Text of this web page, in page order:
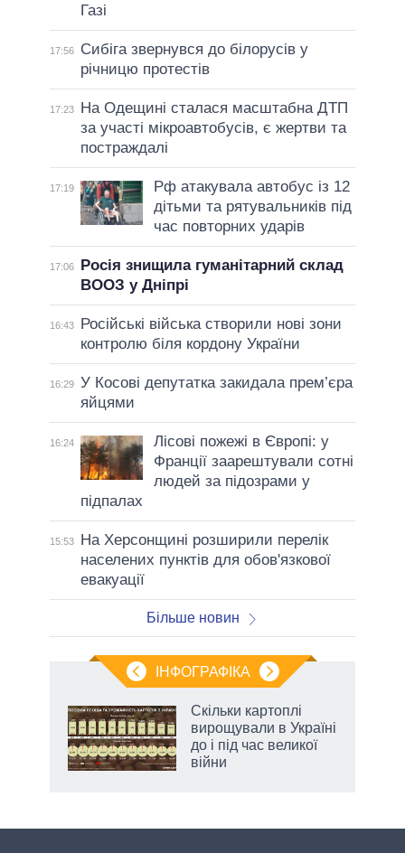
Газі
17:56
Сибіга звернувся до білорусів у
річницю протестів
17:23
На Одещині сталася масштабна ДТП
за участі мікроавтобусів, є жертви та
постраждалі
17:19
Рф атакувала автобус із 12
дітьми та рятувальників під
час повторних ударів
17:06
Росія знищила гуманітарний склад
ВООЗ у Дніпрі
16:43
Російські війська створили нові зони
контролю біля кордону України
16:29 У Косові депутатка закидала прем’єра
яйцями
16:24
Лісові пожежі в Європі: у
Франції заарештували сотні
людей за підозрами у
підпалах
15:53
На Херсонщині розширили перелік
населених пунктів для обов'язкової
евакуації
Більше новин
ІНФОГРАФІКА
Скільки картоплі
вирощували в Україні
до і під час великої
війни